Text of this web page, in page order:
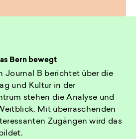
Bern bewegt
Journal B berichtet über die
und Kultur in der
stehen die Analyse und
Mit überraschenden
Zugängen wird das